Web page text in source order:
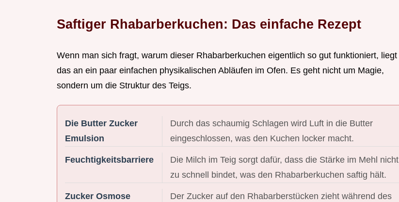
Saftiger Rhabarberkuchen: Das einfache Rezept
Wenn man sich fragt, warum dieser Rhabarberkuchen eigentlich so gut funktioniert, liegt
das an ein paar einfachen physikalischen Abläufen im Ofen. Es geht nicht um Magie,
sondern um die Struktur des Teigs.
Die Butter Zucker
Emulsion
Durch das schaumig Schlagen wird Luft in die Butter
eingeschlossen, was den Kuchen locker macht.
Feuchtigkeitsbarriere
Die Milch im Teig sorgt dafür, dass die Stärke im Mehl nicht
zu schnell bindet, was den Rhabarberkuchen saftig hält.
Zucker Osmose
Der Zucker auf den Rhabarberstücken zieht während des